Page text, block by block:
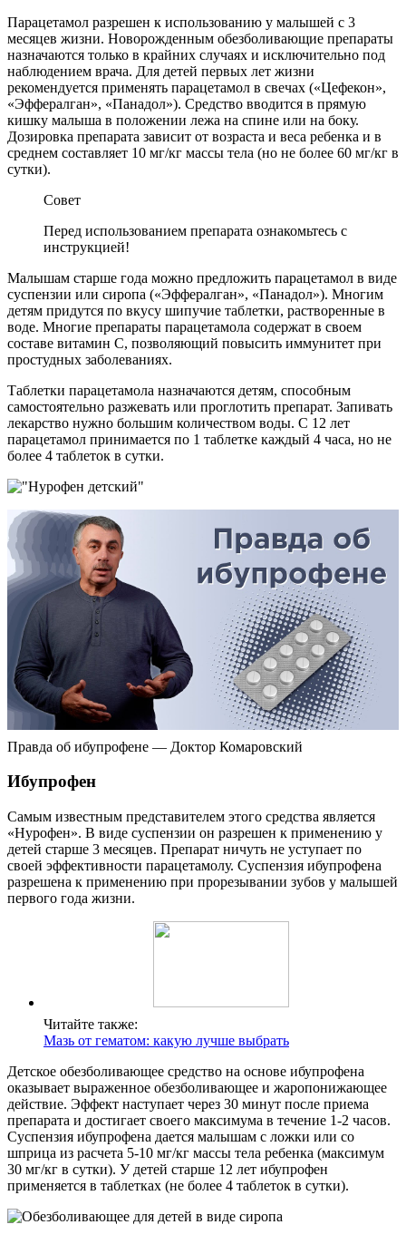
Парацетамол разрешен к использованию у малышей с 3
месяцев жизни. Новорожденным обезболивающие препараты
назначаются только в крайних случаях и исключительно под
наблюдением врача. Для детей первых лет жизни
рекомендуется применять парацетамол в свечах («Цефекон»,
«Эффералган», «Панадол»). Средство вводится в прямую
кишку малыша в положении лежа на спине или на боку.
Дозировка препарата зависит от возраста и веса ребенка и в
среднем составляет 10 мг/кг массы тела (но не более 60 мг/кг в
сутки).
Совет
Перед использованием препарата ознакомьтесь с
инструкцией!
Малышам старше года можно предложить парацетамол в виде
суспензии или сиропа («Эффералган», «Панадол»). Многим
детям придутся по вкусу шипучие таблетки, растворенные в
воде. Многие препараты парацетамола содержат в своем
составе витамин C, позволяющий повысить иммунитет при
простудных заболеваниях.
Таблетки парацетамола назначаются детям, способным
самостоятельно разжевать или проглотить препарат. Запивать
лекарство нужно большим количеством воды. С 12 лет
парацетамол принимается по 1 таблетке каждый 4 часа, но не
более 4 таблеток в сутки.
Правда об ибупрофене — Доктор Комаровский
Ибупрофен
Самым известным представителем этого средства является
«Нурофен». В виде суспензии он разрешен к применению у
детей старше 3 месяцев. Препарат ничуть не уступает по
своей эффективности парацетамолу. Суспензия ибупрофена
разрешена к применению при прорезывании зубов у малышей
первого года жизни.
Читайте также:
Мазь от гематом: какую лучше выбрать
Детское обезболивающее средство на основе ибупрофена
оказывает выраженное обезболивающее и жаропонижающее
действие. Эффект наступает через 30 минут после приема
препарата и достигает своего максимума в течение 1-2 часов.
Суспензия ибупрофена дается малышам с ложки или со
шприца из расчета 5-10 мг/кг массы тела ребенка (максимум
30 мг/кг в сутки). У детей старше 12 лет ибупрофен
применяется в таблетках (не более 4 таблеток в сутки).